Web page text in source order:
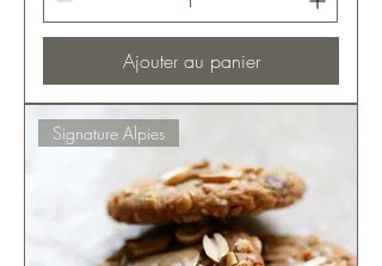
Ajouter au panier
Signature Alpies